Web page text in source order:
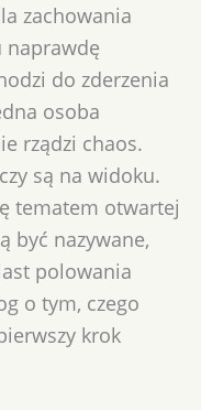
zachowania
naprawdę
do zderzenia
osoba
rządzi chaos.
są na widoku.
tematem otwartej
być nazywane,
polowania
o tym, czego
krok